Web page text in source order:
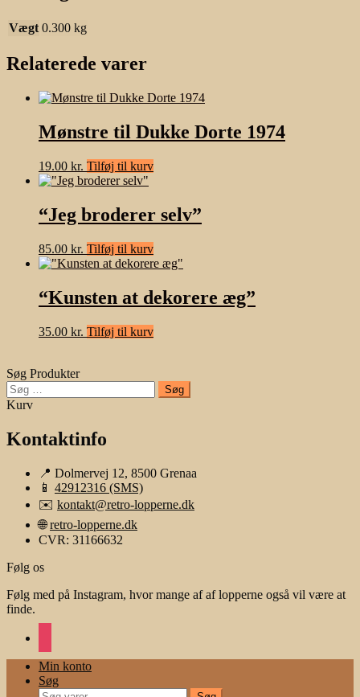
Vægt 0.300 kg
Relaterede varer
Mønstre til Dukke Dorte 1974
19.00 kr. Tilføj til kurv
“Jeg broderer selv”
85.00 kr. Tilføj til kurv
“Kunsten at dekorere æg”
35.00 kr. Tilføj til kurv
Søg Produkter
Søg
efter:
Kurv
Kontaktinfo
📍 Dolmervej 12, 8500 Grenaa
📱 42912316 (SMS)
✉️ kontakt@retro-lopperne.dk
🌐retro-lopperne.dk
CVR: 31166632
Følg os
Følg med på Instagram, hvor mange af af lopperne også vil være at
finde.
Min konto
Søg
Søg